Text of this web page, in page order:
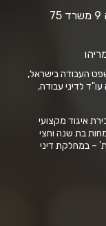
20 שנה בתחום משפט העבודה בישראל,
לדיני עבודה,
איגוד מקצועי
בת שנה וחצי
– במחלקת דיני